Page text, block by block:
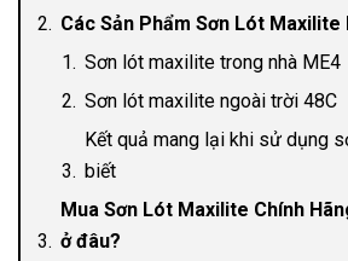
Các Sản Phẩm Sơn Lót Maxilite
Sơn lót maxilite trong nhà ME4
Sơn lót maxilite ngoài trời 48C
Kết quả mang lại khi sử dụng
biết
Mua Sơn Lót Maxilite Chính
ở đâu?